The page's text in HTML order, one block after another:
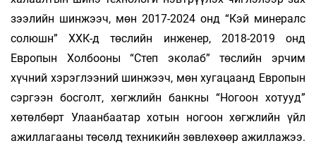
зээлийн шинжээч, мөн 2017-2024 онд “Кэй минералс
солюшн” ХХК-д төслийн инженер, 2018-2019 онд
Европын Холбооны “Степ эколаб” төслийн эрчим
хүчний хэрэглээний шинжээч, мөн хугацаанд Европын
сэргээн босголт, хөгжлийн банкны “Ногоон хотууд”
хөтөлбөрт Улаанбаатар хотын ногоон хөгжлийн үйл
ажил­­лагааны төсөлд техникийн зөвлөхөөр ажиллажээ.